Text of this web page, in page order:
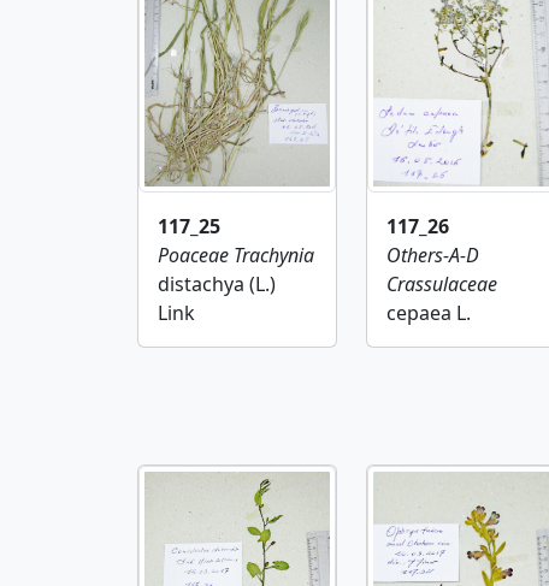
117_25
Poaceae Trachynia
distachya (L.)
Link
117_26
Others-A-D
Crassulaceae
cepaea L.